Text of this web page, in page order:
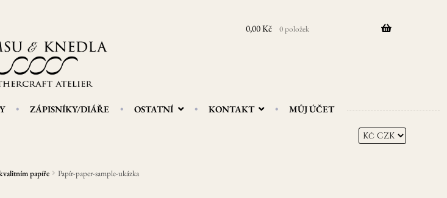
0,00Kč 0 položek
ZÁPISNÍKY/DIÁŘE OSTATNÍ KONTAKT MŮJ ÚČET
papíře Papír-paper-sample-ukázka